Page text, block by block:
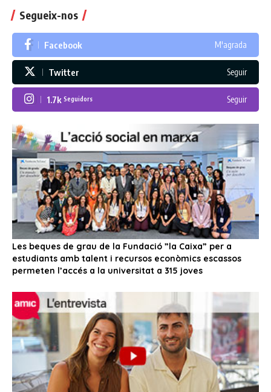
Segueix-nos
Facebook M'agrada
Twitter Seguir
1.7k Seguidors Seguir